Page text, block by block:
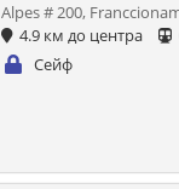
Alpes # 200,
4.9 км до центра
Сейф